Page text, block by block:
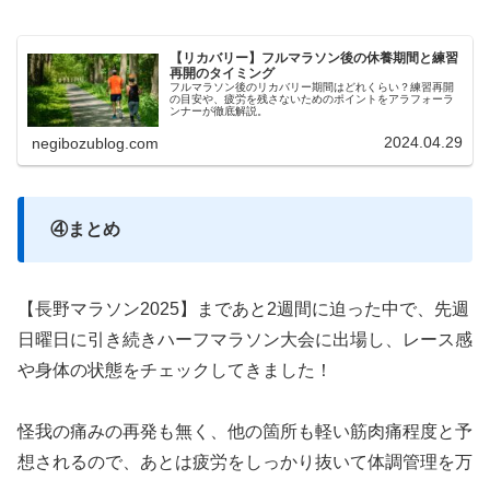
【リカバリー】フルマラソン後の休養期間と練習
再開のタイミング
フルマラソン後のリカバリー期間はどれくらい？練習再開
の目安や、疲労を残さないためのポイントをアラフォーラ
ンナーが徹底解説。
negibozublog.com 2024.04.29
④まとめ
【長野マラソン2025】まであと2週間に迫った中で、先週
日曜日に引き続きハーフマラソン大会に出場し、レース感
や身体の状態をチェックしてきました！
怪我の痛みの再発も無く、他の箇所も軽い筋肉痛程度と予
想されるので、あとは疲労をしっかり抜いて体調管理を万